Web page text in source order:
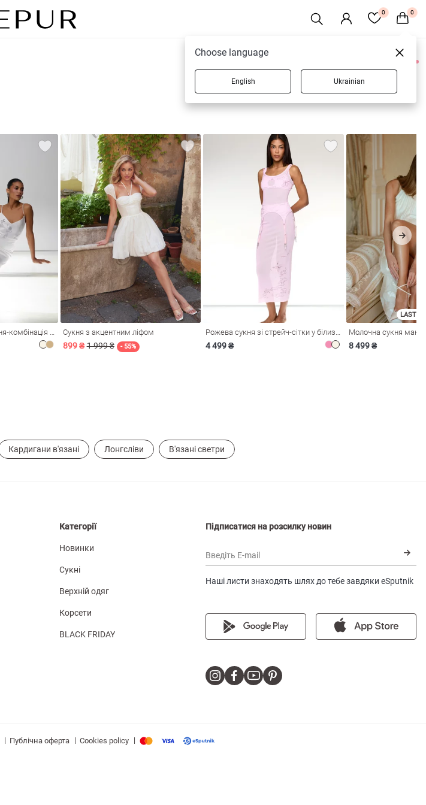
0 0
0 товарів
Сукня з акцентним ліфом
899 ₴ 1 999 ₴ - 55% 4 499 ₴
LAST
8 499 ₴
Кардигани в'язані Лонгсліви В'язані светри
Категорії
Новинки
Сукні
Верхній одяг
Корсети
BLACK FRIDAY
Підписатися на розсилку новин
Введіть E-mail
Наші листи знаходять шлях до тебе завдяки eSputnik
| Публічна оферта | Cookies policy |
Choose language
English Ukrainian